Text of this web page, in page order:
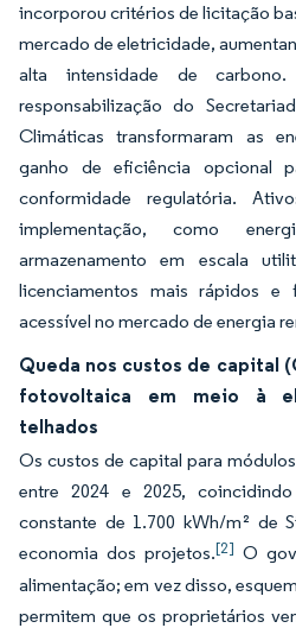
incorporou critérios de licitação
mercado de eletricidade,
alta intensidade de
responsabilização do
Climáticas transformaram as
ganho de eficiência opcional
conformidade regulatória.
implementação, como
armazenamento em escala
licenciamentos mais rápidos e
acessível no mercado de energia
Queda nos custos de capital
fotovoltaica em meio à
telhados
Os custos de capital para
entre 2024 e 2025,
constante de 1.700 kWh/m² de
economia dos projetos.[2] O
alimentação; em vez disso,
permitem que os proprietários